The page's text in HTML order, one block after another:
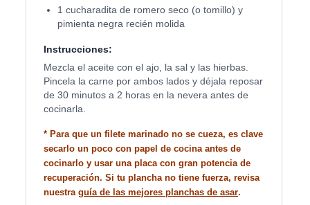
1 cucharadita de romero seco (o tomillo) y
pimienta negra recién molida
Instrucciones:
Mezcla el aceite con el ajo, la sal y las hierbas.
Pincela la carne por ambos lados y déjala reposar
de 30 minutos a 2 horas en la nevera antes de
cocinarla.
* Para que un filete marinado no se cueza, es clave
secarlo un poco con papel de cocina antes de
cocinarlo y usar una placa con gran potencia de
recuperación. Si tu plancha no tiene fuerza, revisa
nuestra guía de las mejores planchas de asar.